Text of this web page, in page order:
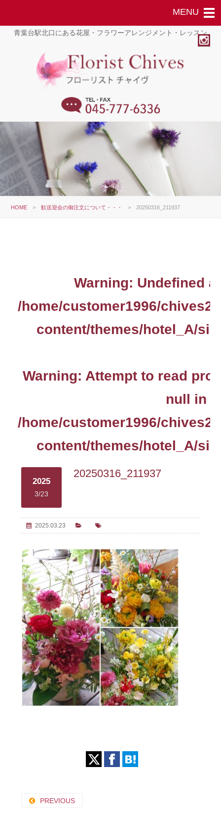
青葉台駅北口にある花屋・フラワーアレンジメント・レッスン
HOME >歓送迎会の御注文について・・・ >20250316_211937
Warning: Undefined
/home/customer1996/
content/themes/hotel_A/
Warning: Attempt to read
null in
/home/customer1996/
content/themes/hotel_A/
2025
3/23
20250316_211937
2025.03.23
PREVIOUS